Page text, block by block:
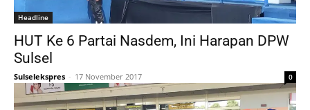
Headline
HUT Ke 6 Partai Nasdem, Ini Harapan DPW
Sulsel
Sulselekspres - 17 November 2017 0